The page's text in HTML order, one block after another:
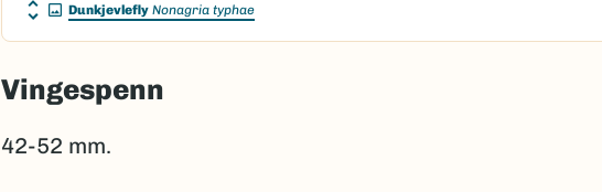
Dunkjevlefly Nonagria typhae
Vingespenn
42-52 mm.